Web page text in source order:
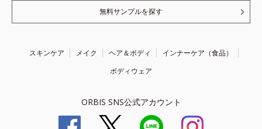
無料サンプルを探す
スキンケア メイク ヘア＆ボディ
インナーケア（食品）
ボディウェア
ORBIS SNS公式アカウント